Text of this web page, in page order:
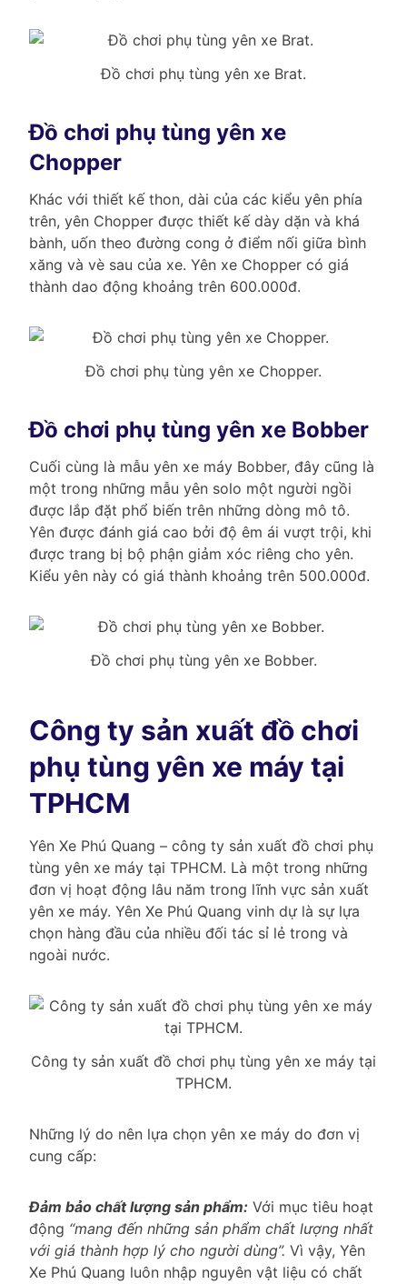
Đồ chơi phụ tùng yên xe Brat.
Đồ chơi phụ tùng yên xe
Chopper
Khác với thiết kế thon, dài của các kiểu yên phía
trên, yên Chopper được thiết kế dày dặn và khá
bành, uốn theo đường cong ở điểm nối giữa bình
xăng và vè sau của xe. Yên xe Chopper có giá
thành dao động khoảng trên 600.000đ.
Đồ chơi phụ tùng yên xe Chopper.
Đồ chơi phụ tùng yên xe Bobber
Cuối cùng là mẫu yên xe máy Bobber, đây cũng là
một trong những mẫu yên solo một người ngồi
được lắp đặt phổ biến trên những dòng mô tô.
Yên được đánh giá cao bởi độ êm ái vượt trội, khi
được trang bị bộ phận giảm xóc riêng cho yên.
Kiểu yên này có giá thành khoảng trên 500.000đ.
Đồ chơi phụ tùng yên xe Bobber.
Công ty sản xuất đồ chơi
phụ tùng yên xe máy tại
TPHCM
Yên Xe Phú Quang – công ty sản xuất đồ chơi phụ
tùng yên xe máy tại TPHCM. Là một trong những
đơn vị hoạt động lâu năm trong lĩnh vực sản xuất
yên xe máy. Yên Xe Phú Quang vinh dự là sự lựa
chọn hàng đầu của nhiều đối tác sỉ lẻ trong và
ngoài nước.
Công ty sản xuất đồ chơi phụ tùng yên xe máy tại
TPHCM.
Những lý do nên lựa chọn yên xe máy do đơn vị
cung cấp:
Đảm bảo chất lượng sản phẩm: Với mục tiêu hoạt
động “mang đến những sản phẩm chất lượng nhất
với giá thành hợp lý cho người dùng”. Vì vậy, Yên
Xe Phú Quang luôn nhập nguyên vật liệu có chất